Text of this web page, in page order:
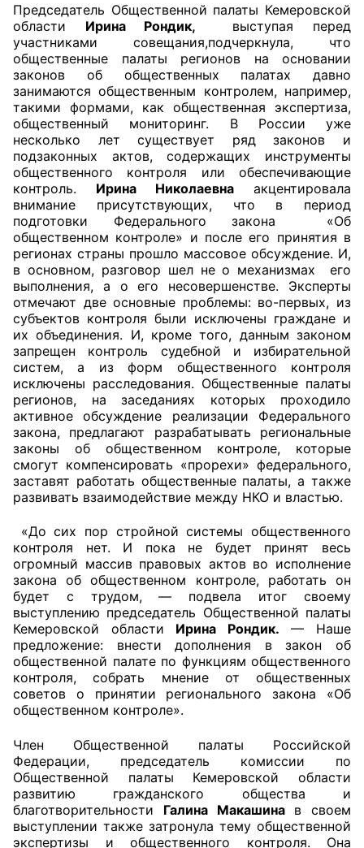
Председатель Общественной палаты Кемеровской
области Ирина Рондик, выступая перед
участниками совещания,подчеркнула, что
общественные палаты регионов на основании
законов об общественных палатах давно
занимаются общественным контролем, например,
такими формами, как общественная экспертиза,
общественный мониторинг. В России уже
несколько лет существует ряд законов и
подзаконных актов, содержащих инструменты
общественного контроля или обеспечивающие
контроль. Ирина Николаевна акцентировала
внимание присутствующих, что в период
подготовки Федерального закона «Об
общественном контроле» и после его принятия в
регионах страны прошло массовое обсуждение. И,
в основном, разговор шел не о механизмах его
выполнения, а о его несовершенстве. Эксперты
отмечают две основные проблемы: во-первых, из
субъектов контроля были исключены граждане и
их объединения. И, кроме того, данным законом
запрещен контроль судебной и избирательной
систем, а из форм общественного контроля
исключены расследования. Общественные палаты
регионов, на заседаниях которых проходило
активное обсуждение реализации Федерального
закона, предлагают разрабатывать региональные
законы об общественном контроле, которые
смогут компенсировать «прорехи» федерального,
заставят работать общественные палаты, а также
развивать взаимодействие между НКО и властью.
«До сих пор стройной системы общественного
контроля нет. И пока не будет принят весь
огромный массив правовых актов во исполнение
закона об общественном контроле, работать он
будет с трудом, — подвела итог своему
выступлению председатель Общественной палаты
Кемеровской области Ирина Рондик. — Наше
предложение: внести дополнения в закон об
общественной палате по функциям общественного
контроля, собрать мнение от общественных
советов о принятии регионального закона «Об
общественном контроле».
Член Общественной палаты Российской
Федерации, председатель комиссии по
Общественной палаты Кемеровской области
развитию гражданского общества и
благотворительности Галина Макашинав своем
выступлении также затронула тему общественной
экспертизы и общественного контроля. Она